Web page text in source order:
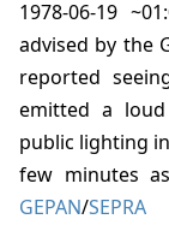
1978-06-19
advised by the
reported
emitted a
public lighting
few minutes
GEPAN/SEPRA